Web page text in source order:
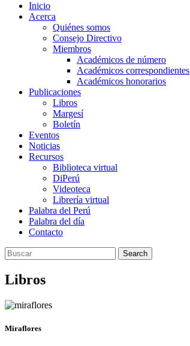
Inicio
Acerca
Quiénes somos
Consejo Directivo
Miembros
Académicos de número
Académicos correspondientes
Académicos honorarios
Publicaciones
Libros
Margesí
Boletín
Eventos
Noticias
Recursos
Biblioteca virtual
DiPerú
Videoteca
Librería virtual
Palabra del Perú
Palabra del día
Contacto
Search
Libros
Miraflores